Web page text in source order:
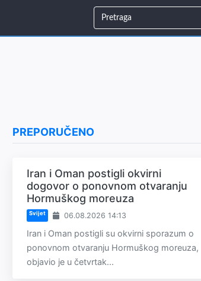
PREPORUČENO
Iran i Oman postigli okvirni
dogovor o ponovnom otvaranju
Hormuškog moreuza
Svijet 06.08.2026 14:13
Iran i Oman postigli su okvirni sporazum o
ponovnom otvaranju Hormuškog moreuza,
objavio je u četvrtak...